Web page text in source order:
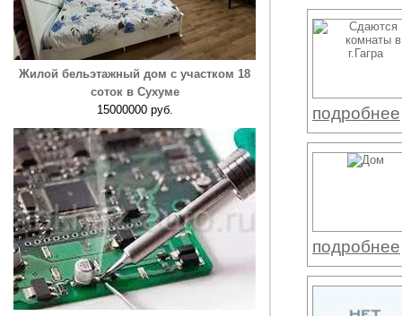
Жилой бельэтажный дом с участком 18
соток в Сухуме
15000000 руб.
подробнее
подробнее